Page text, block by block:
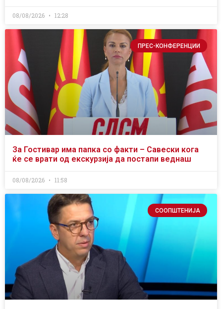
08/08/2026 12:28
ПРЕС-КОНФЕРЕНЦИИ
За Гостивар има папка со факти – Савески кога
ќе се врати од екскурзија да постапи веднаш
08/08/2026 11:58
СООПШТЕНИЈА